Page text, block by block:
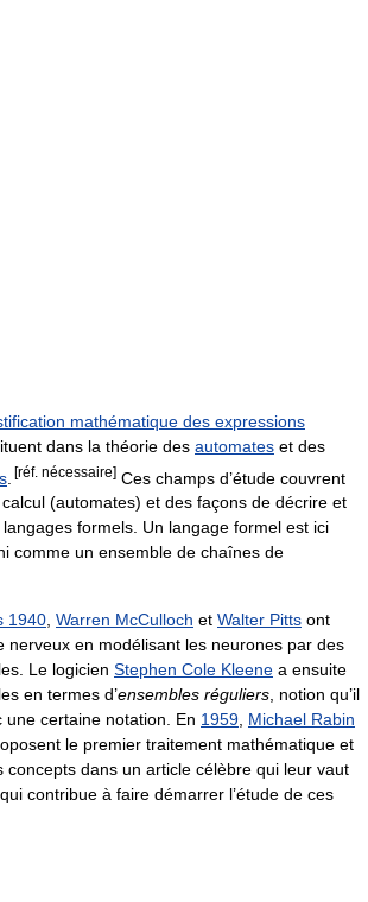
mathématique des expressions
dans la théorie des automates et des
[réf. nécessaire] Ces champs d’étude couvrent
(automates) et des façons de décrire et
formels. Un langage formel est ici
comme un ensemble de chaînes de
1940, Warren McCulloch et Walter Pitts ont
nerveux en modélisant les neurones par des
Le logicien Stephen Cole Kleene a ensuite
en termes d’ensembles réguliers, notion qu’il
une certaine notation. En 1959, Michael Rabin
le premier traitement mathématique et
concepts dans un article célèbre qui leur vaut
contribue à faire démarrer l’étude de ces